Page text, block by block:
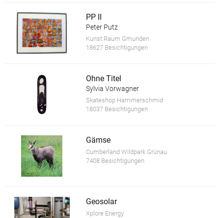
PP II
Peter Putz
Kunst:Raum Gmunden
18627 Besichtigungen
Ohne Titel
Sylvia Vorwagner
Skateshop Hammerschmid
18037 Besichtigungen
Gämse
Cumberland Wildpark Grünau
7408 Besichtigungen
Geosolar
Xplore Energy